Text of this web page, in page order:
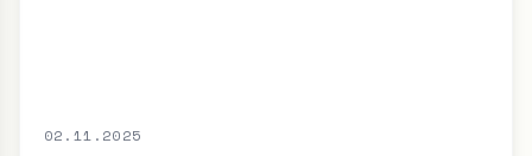
02.11.2025